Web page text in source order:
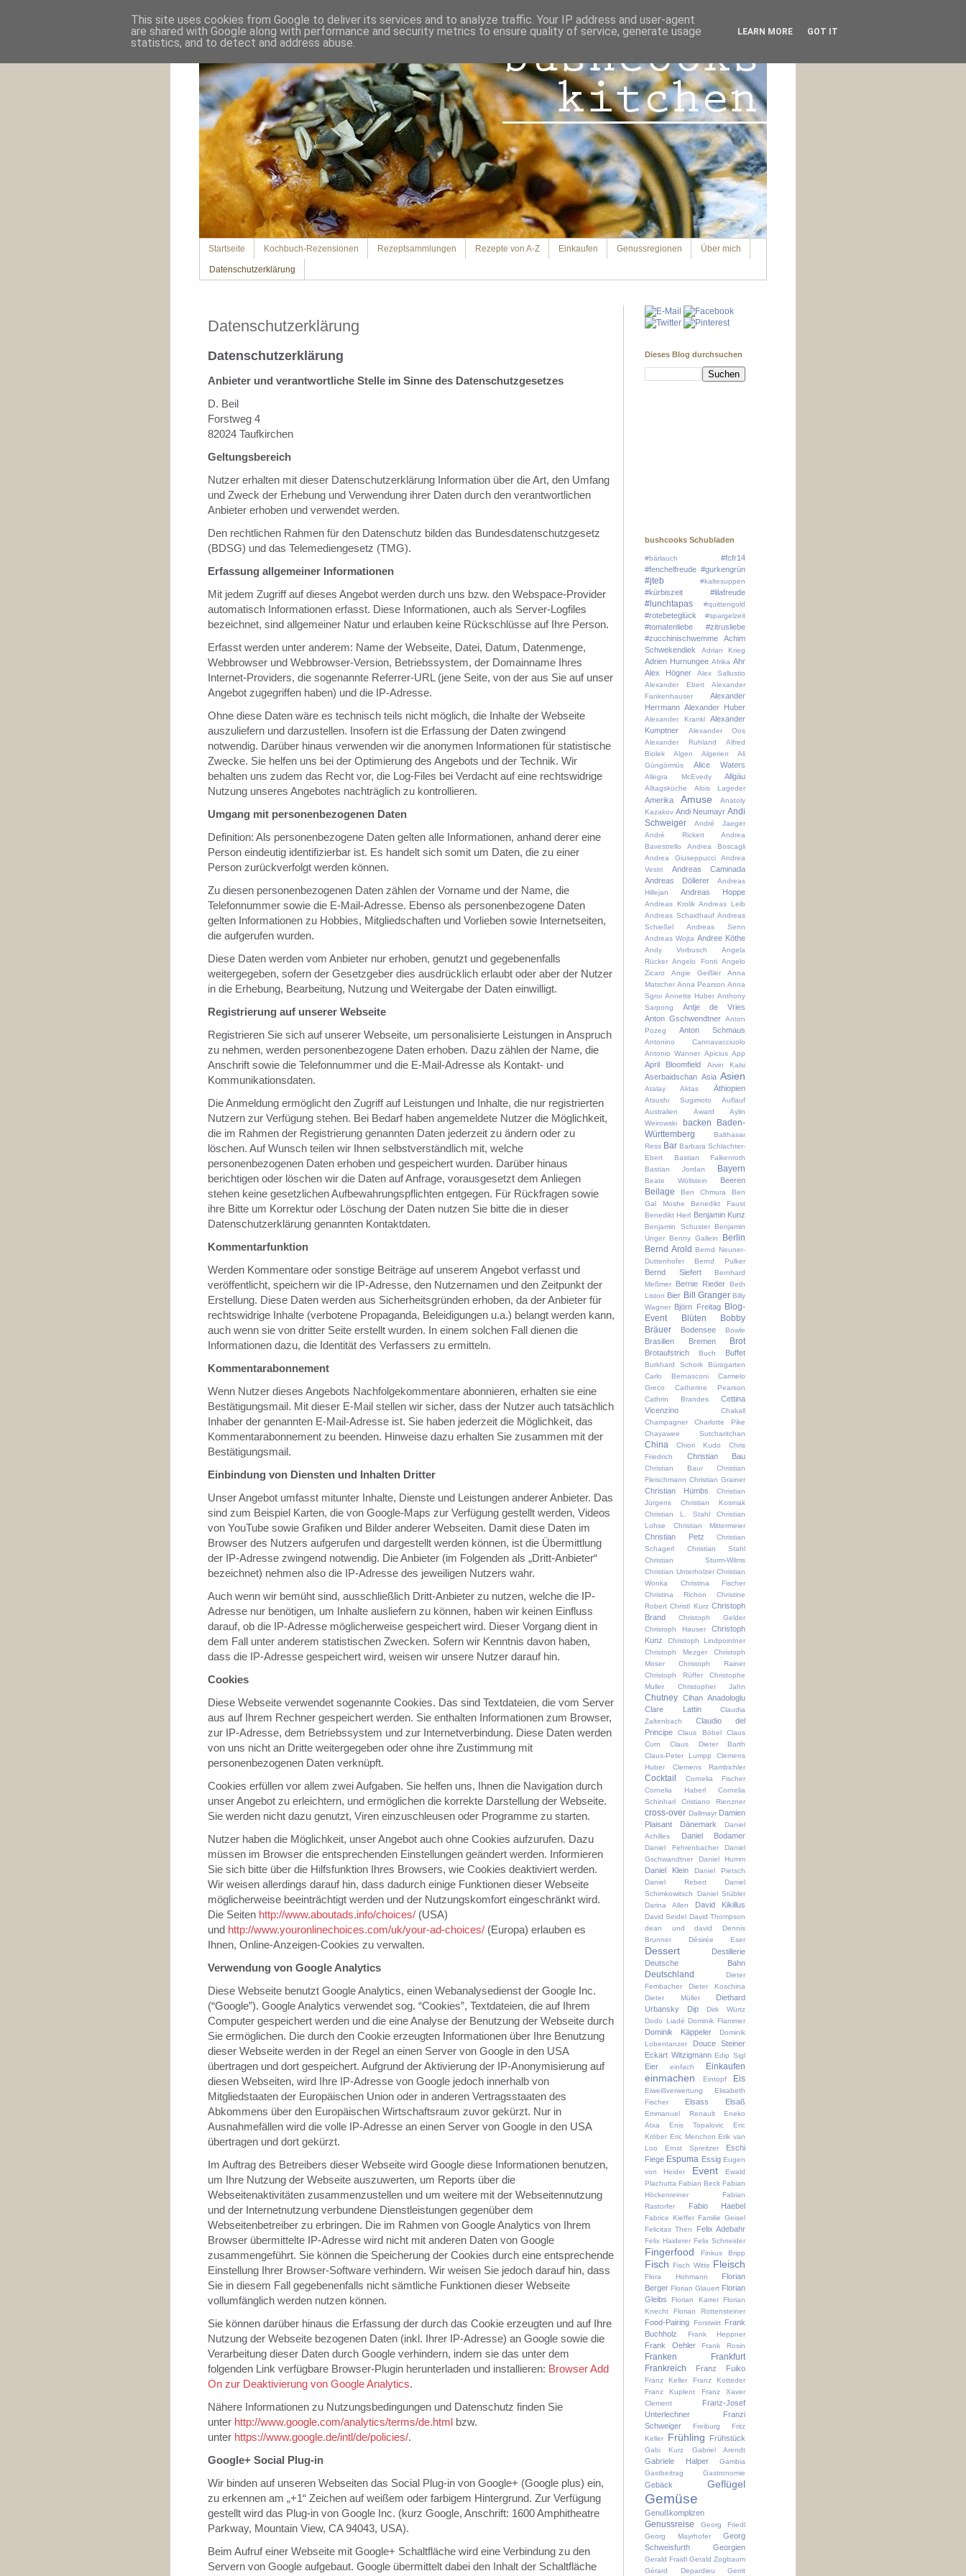
Startseite Kochbuch-Rezensionen Rezeptsammlungen Rezepte von A-Z Einkaufen Genussregionen Über mich
Datenschutzerklärung
Datenschutzerklärung
Datenschutzerklärung
Anbieter und verantwortliche Stelle im Sinne des Datenschutzgesetzes
D. Beil
Forstweg 4
82024 Taufkirchen
Geltungsbereich
Nutzer erhalten mit dieser Datenschutzerklärung Information über die Art, den Umfang
und Zweck der Erhebung und Verwendung ihrer Daten durch den verantwortlichen
Anbieter erhoben und verwendet werden.
Den rechtlichen Rahmen für den Datenschutz bilden das Bundesdatenschutzgesetz
(BDSG) und das Telemediengesetz (TMG).
Erfassung allgemeiner Informationen
Mit jedem Zugriff auf dieses Angebot werden durch uns bzw. den Webspace-Provider
automatisch Informationen erfasst. Diese Informationen, auch als Server-Logfiles
bezeichnet, sind allgemeiner Natur und erlauben keine Rückschlüsse auf Ihre Person.
Erfasst werden unter anderem: Name der Webseite, Datei, Datum, Datenmenge,
Webbrowser und Webbrowser-Version, Betriebssystem, der Domainname Ihres
Internet-Providers, die sogenannte Referrer-URL (jene Seite, von der aus Sie auf unser
Angebot zugegriffen haben) und die IP-Adresse.
Ohne diese Daten wäre es technisch teils nicht möglich, die Inhalte der Webseite
auszuliefern und darzustellen. Insofern ist die Erfassung der Daten zwingend
notwendig. Darüber hinaus verwenden wir die anonymen Informationen für statistische
Zwecke. Sie helfen uns bei der Optimierung des Angebots und der Technik. Wir
behalten uns zudem das Recht vor, die Log-Files bei Verdacht auf eine rechtswidrige
Nutzung unseres Angebotes nachträglich zu kontrollieren.
Umgang mit personenbezogenen Daten
Definition: Als personenbezogene Daten gelten alle Informationen, anhand derer eine
Person eindeutig identifizierbar ist. Es handelt sich somit um Daten, die zu einer
Person zurückverfolgt werden können.
Zu diesen personenbezogenen Daten zählen der Vorname und der Name, die
Telefonnummer sowie die E-Mail-Adresse. Ebenso als personenbezogene Daten
gelten Informationen zu Hobbies, Mitgliedschaften und Vorlieben sowie Internetseiten,
die aufgerufen wurden.
Diese Daten werden vom Anbieter nur erhoben, genutzt und gegebenenfalls
weitergegeben, sofern der Gesetzgeber dies ausdrücklich erlaubt oder aber der Nutzer
in die Erhebung, Bearbeitung, Nutzung und Weitergabe der Daten einwilligt.
Registrierung auf unserer Webseite
Registrieren Sie sich auf unserer Webseite, um personalisierte Leistungen in Anspruch
zu nehmen, werden personenbezogene Daten erhoben. Dazu zählen der Name, die
Anschrift sowie die Telefonnummer und die E-Mail-Adresse als Kontakt- und
Kommunikationsdaten.
Die Anmeldung ermöglicht den Zugriff auf Leistungen und Inhalte, die nur registrierten
Nutzern zur Verfügung stehen. Bei Bedarf haben angemeldete Nutzer die Möglichkeit,
die im Rahmen der Registrierung genannten Daten jederzeit zu ändern oder zu
löschen. Auf Wunsch teilen wir Ihnen selbstverständlich mit, welche
personenbezogenen Daten erhoben und gespeichert wurden. Darüber hinaus
berichtigen oder löschen wir die Daten auf Anfrage, vorausgesetzt dem Anliegen
stehen keine gesetzlichen Aufbewahrungspflichten entgegen. Für Rückfragen sowie
ihre Bitte um Korrektur oder Löschung der Daten nutzen Sie bitte die in dieser
Datenschutzerklärung genannten Kontaktdaten.
Kommentarfunktion
Werden Kommentare oder sonstige Beiträge auf unserem Angebot verfasst und
veröffentlicht, speichern wir die IP-Adresse, den Nutzernamen und den Zeitpunkt der
Erstellung. Diese Daten werden aus Sicherheitsgründen erhoben, da der Anbieter für
rechtswidrige Inhalte (verbotene Propaganda, Beleidigungen u.a.) belangt werden kann,
auch wenn sie von dritter Seite erstellt wurden. In einem solchen Fall dienen die
Informationen dazu, die Identität des Verfassers zu ermitteln.
Kommentarabonnement
Wenn Nutzer dieses Angebots Nachfolgekommentare abonnieren, erhalten sie eine
Bestätigungsmail. Mit dieser E-Mail stellen wir sicher, dass der Nutzer auch tatsächlich
Inhaber der genannten E-Mail-Adresse ist. Sie haben jederzeit die Möglichkeit, das
Kommentarabonnement zu beenden. Hinweise dazu erhalten Sie zusammen mit der
Bestätigungsmail.
Einbindung von Diensten und Inhalten Dritter
Unser Angebot umfasst mitunter Inhalte, Dienste und Leistungen anderer Anbieter. Das
sind zum Beispiel Karten, die von Google-Maps zur Verfügung gestellt werden, Videos
von YouTube sowie Grafiken und Bilder anderer Webseiten. Damit diese Daten im
Browser des Nutzers aufgerufen und dargestellt werden können, ist die Übermittlung
der IP-Adresse zwingend notwendig. Die Anbieter (im Folgenden als „Dritt-Anbieter“
bezeichnet) nehmen also die IP-Adresse des jeweiligen Nutzers wahr.
Auch wenn wir bemüht sind, ausschließlich Dritt-Anbieter zu nutzen, welche die IP-
Adresse nur benötigen, um Inhalte ausliefern zu können, haben wir keinen Einfluss
darauf, ob die IP-Adresse möglicherweise gespeichert wird. Dieser Vorgang dient in
dem Fall unter anderem statistischen Zwecken. Sofern wir Kenntnis davon haben,
dass die IP-Adresse gespeichert wird, weisen wir unsere Nutzer darauf hin.
Cookies
Diese Webseite verwendet sogenannte Cookies. Das sind Textdateien, die vom Server
aus auf Ihrem Rechner gespeichert werden. Sie enthalten Informationen zum Browser,
zur IP-Adresse, dem Betriebssystem und zur Internetverbindung. Diese Daten werden
von uns nicht an Dritte weitergegeben oder ohne ihre Zustimmung mit
personenbezogenen Daten verknüpft.
Cookies erfüllen vor allem zwei Aufgaben. Sie helfen uns, Ihnen die Navigation durch
unser Angebot zu erleichtern, und ermöglichen die korrekte Darstellung der Webseite.
Sie werden nicht dazu genutzt, Viren einzuschleusen oder Programme zu starten.
Nutzer haben die Möglichkeit, unser Angebot auch ohne Cookies aufzurufen. Dazu
müssen im Browser die entsprechenden Einstellungen geändert werden. Informieren
Sie sich bitte über die Hilfsfunktion Ihres Browsers, wie Cookies deaktiviert werden.
Wir weisen allerdings darauf hin, dass dadurch einige Funktionen dieser Webseite
möglicherweise beeinträchtigt werden und der Nutzungskomfort eingeschränkt wird.
Die Seiten http://www.aboutads.info/choices/ (USA)
und http://www.youronlinechoices.com/uk/your-ad-choices/ (Europa) erlauben es
Ihnen, Online-Anzeigen-Cookies zu verwalten.
Verwendung von Google Analytics
Diese Webseite benutzt Google Analytics, einen Webanalysedienst der Google Inc.
(“Google”). Google Analytics verwendet sog. “Cookies”, Textdateien, die auf Ihrem
Computer gespeichert werden und die eine Analyse der Benutzung der Webseite durch
Sie ermöglichen. Die durch den Cookie erzeugten Informationen über Ihre Benutzung
dieser Webseite werden in der Regel an einen Server von Google in den USA
übertragen und dort gespeichert. Aufgrund der Aktivierung der IP-Anonymisierung auf
diesen Webseiten, wird Ihre IP-Adresse von Google jedoch innerhalb von
Mitgliedstaaten der Europäischen Union oder in anderen Vertragsstaaten des
Abkommens über den Europäischen Wirtschaftsraum zuvor gekürzt. Nur in
Ausnahmefällen wird die volle IP-Adresse an einen Server von Google in den USA
übertragen und dort gekürzt.
Im Auftrag des Betreibers dieser Webseite wird Google diese Informationen benutzen,
um Ihre Nutzung der Webseite auszuwerten, um Reports über die
Webseitenaktivitäten zusammenzustellen und um weitere mit der Webseitennutzung
und der Internetnutzung verbundene Dienstleistungen gegenüber dem
Webseitenbetreiber zu erbringen. Die im Rahmen von Google Analytics von Ihrem
Browser übermittelte IP-Adresse wird nicht mit anderen Daten von Google
zusammengeführt. Sie können die Speicherung der Cookies durch eine entsprechende
Einstellung Ihrer Browser-Software verhindern. Wir weisen Sie jedoch darauf hin, dass
Sie in diesem Fall gegebenenfalls nicht sämtliche Funktionen dieser Webseite
vollumfänglich werden nutzen können.
Sie können darüber hinaus die Erfassung der durch das Cookie erzeugten und auf Ihre
Nutzung der Webseite bezogenen Daten (inkl. Ihrer IP-Adresse) an Google sowie die
Verarbeitung dieser Daten durch Google verhindern, indem sie das unter dem
folgenden Link verfügbare Browser-Plugin herunterladen und installieren: Browser Add
On zur Deaktivierung von Google Analytics.
Nähere Informationen zu Nutzungsbedingungen und Datenschutz finden Sie
unter http://www.google.com/analytics/terms/de.html bzw.
unter https://www.google.de/intl/de/policies/.
Google+ Social Plug-in
Wir binden auf unseren Webseiten das Social Plug-in von Google+ (Google plus) ein,
zu erkennen am „+1“ Zeichen auf weißem oder farbigem Hintergrund. Zur Verfügung
gestellt wird das Plug-in von Google Inc. (kurz Google, Anschrift: 1600 Amphitheatre
Parkway, Mountain View, CA 94043, USA).
Beim Aufruf einer Webseite mit Google+ Schaltfläche wird eine Verbindung zu den
Servern von Google aufgebaut. Google übermittelt dabei den Inhalt der Schaltfläche
Dieses Blog durchsuchen
bushcooks Schubladen
#bärlauch
#fcfr14
#fenchelfreude #gurkengrün
#jteb #kaltesuppen
#kürbiszeit #lilafreude
#lunchtapas #quittengold
#rotebeteglück #spargelzeit
#tomatenliebe
#zitrusliebe
#zucchinischwemme
Achim
Schwekendiek
Adrian Krieg
Adrien Hurnungee Afrika Ahr
Alex Högner
Alex Sallustio
Alexander Ebert
Alexander
Fankenhauser
Alexander
Herrmann Alexander Huber
Alexander Krankl
Alexander
Kumptner
Alexander Oos
Alexander Ruhland
Alfred
Biolek
Algen Algerien
Ali
Güngörmüs
Alice Waters
Allegra McEvedy Allgäu
Alltagsküche Alois Lageder
Amerika Amuse
Anatoly
Kazakov Andi Neumayr Andi
Schweiger
André Jaeger
André Rickert
Andrea
Bavestrello
Andrea Boscagli
Andrea Giuseppucci
Andrea
Vestri
Andreas Caminada
Andreas Döllerer
Andreas
Hillejan
Andreas Hoppe
Andreas Krolik Andreas Leib
Andreas Schaidhauf Andreas
Schießel
Andreas Senn
Andreas Wojta Andree Köthe
Andy Vorbusch
Angela
Rücker Angelo Fonti Angelo
Zicaro
Angie Geißler
Anna
Matscher Anna Pearson Anna
Sgroi Annette Huber Anthony
Sarpong
Antje de Vries
Anton Gschwendtner Anton
Pozeg
Anton Schmaus
Antonino Cannavacciuolo
Antonio Wanner Apicius App
April Bloomfield Arvin Kalsi
Aserbaidschan Asia Asien
Atalay Aktas Äthiopien
Atsushi Sugimoto
Auflauf
Australien
Award
Aylin
Weirowski
backen
Baden-
Württemberg
Balthasar
Ress Bar Barbara Schlachter-
Ebert
Bastian Falkenroth
Bastian Jordan
Bayern
Beate Wöllstein Beeren
Beilage Ben Chmura
Ben
Gal Moshe
Benedikt Faust
Benedikt Hierl Benjamin Kunz
Benjamin Schuster
Benjamin
Unger
Benny Gallein
Berlin
Bernd Arold Bernd Neuner-
Duttenhofer
Bernd Pulker
Bernd Siefert
Bernhard
Meßmer
Bernie Rieder
Beth
Liston Bier Bill Granger Billy
Wagner Björn Freitag Blog-
Event
Blüten
Bobby
Bräuer
Bodensee Bowle
Brasilien Bremen Brot
Brotaufstrich Buch Buffet
Burkhard Schork
Bürogarten
Carlo Bernasconi
Carmelo
Greco
Catherine Pearson
Cathrin Brandes
Cettina
Vicenzino
Chakall
Champagner
Charlotte Pike
Chayawee Sutcharitchan
China Chiori Kudo
Chris
Friedrich
Christian Bau
Christian Baur
Christian
Fleischmann Christian Grainer
Christian Hümbs
Christian
Jürgens
Christian Kosmak
Christian L. Stahl
Christian
Lohse
Christian Mittermeier
Christian Petz
Christian
Schagerl
Christian Stahl
Christian Sturm-Wilms
Christian Unterholzer Christian
Wonka
Christina Fischer
Christina Richon
Christine
Robert Christl Kurz Christoph
Brand
Christoph Gelder
Christoph Hauser
Christoph
Kunz
Christoph Lindpointner
Christoph Mezger
Christoph
Moser
Christoph Rainer
Christoph Rüffer
Christophe
Muller
Christopher Jahn
Chutney Cihan Anadologlu
Clare Lattin
Claudia
Zaltenbach
Claudio del
Principe
Claus Böbel
Claus
Curn
Claus Dieter Barth
Claus-Peter Lumpp
Clemens
Huber
Clemens Rambichler
Cocktail
Cornelia Fischer
Cornelia Haberl
Cornelia
Schinharl
Cristiano Rienzner
cross-over Dallmayr Damien
Plaisant
Dänemark
Daniel
Achilles
Daniel Bodamer
Daniel Fehrenbacher
Daniel
Gschwandtner
Daniel Humm
Daniel Klein
Daniel Pietsch
Daniel Rebert
Daniel
Schimkowitsch
Daniel Stübler
Darina Allen
David Kikillus
David Seidel David Thompson
dean und david
Dennis
Brunner
Désirée Eser
Dessert
Destillerie
Deutsche Bahn
Deutschland
Dieter
Fembacher
Dieter Koschina
Dieter Müller
Diethard
Urbansky
Dip
Dirk Würtz
Dodo Liadé Dominik Flammer
Dominik Käppeler
Dominik
Lobentanzer
Douce Steiner
Eckart Witzigmann Edip Sigl
Eier einfach Einkaufen
einmachen Eintopf Eis
Eiweißverwertung
Elisabeth
Fischer
Elsass Elsaß
Emmanuel Renault
Eneko
Atxa
Enis Topalovic
Eric
Kröber Eric Menchon Erik van
Loo
Ernst Spreitzer
Eschi
Fiege Espuma Essig Eugen
von Heider
Event
Ewald
Plachutta Fabian Beck Fabian
Höckenreiner
Fabian
Rastorfer
Fabio Haebel
Fabrice Kieffer Familie Geisel
Felicitas Then
Felix Adebahr
Felix Haiderer Felix Schneider
Fingerfood Finkus Bripp
Fisch Fisch Witte Fleisch
Flora Hohmann
Florian
Berger Florian Glauert Florian
Gleibs
Florian Karrer
Florian
Knecht
Florian Rottensteiner
Food-Pairing Forstwirt Frank
Buchholz
Frank Heppner
Frank Oehler Frank Rosin
Franken
Frankfurt
Frankreich
Franz Fuiko
Franz Keller
Franz Kotteder
Franz Kuplent
Franz Xaver
Clement
Franz-Josef
Unterlechner
Franzi
Schweiger
Freiburg
Fritz
Keller
Frühling Frühstück
Gabi Kurz Gabriel Arendt
Gabriele Halper
Gambia
Gastbeitrag
Gastronomie
Gebäck Geflügel
Gemüse
Genußkomplizen
Genussreise
Georg Friedl
Georg Mayrhofer
Georg
Schweisfurth
Georgien
Gerald Fraidl Gerald Zogbaum
Gérard Depardieu
Gerrit
This site uses cookies from Google to deliver its services and to analyze traffic. Your IP address and user-agent
are shared with Google along with performance and security metrics to ensure quality of service, generate usage
statistics, and to detect and address abuse.
LEARN MORE GOT IT